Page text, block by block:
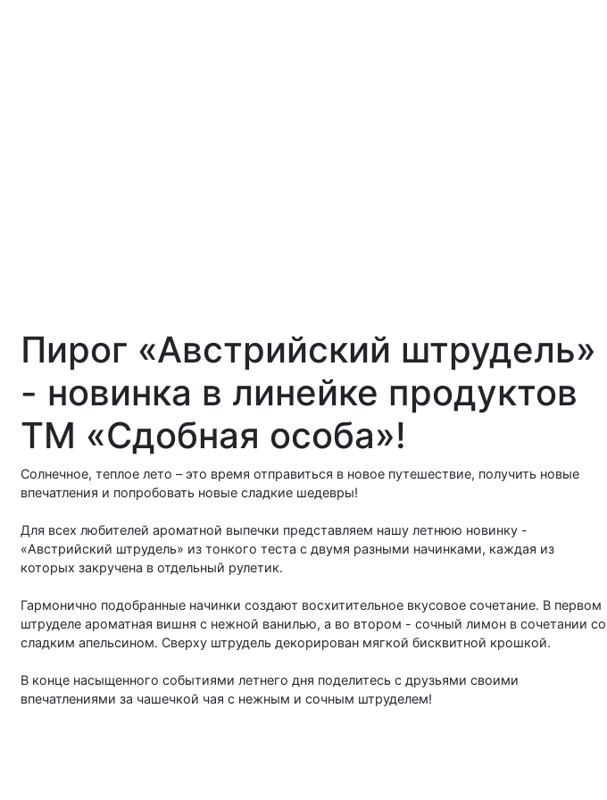
Пирог «Австрийский штрудель»
- новинка в линейке продуктов
ТМ «Сдобная особа»!
Солнечное, теплое лето – это время отправиться в новое путешествие, получить новые
впечатления и попробовать новые сладкие шедевры!
Для всех любителей ароматной выпечки представляем нашу летнюю новинку -
«Австрийский штрудель» из тонкого теста с двумя разными начинками, каждая из
которых закручена в отдельный рулетик.
Гармонично подобранные начинки создают восхитительное вкусовое сочетание. В первом
штруделе ароматная вишня с нежной ванилью, а во втором - сочный лимон в сочетании со
сладким апельсином. Сверху штрудель декорирован мягкой бисквитной крошкой.
В конце насыщенного событиями летнего дня поделитесь с друзьями своими
впечатлениями за чашечкой чая с нежным и сочным штруделем!